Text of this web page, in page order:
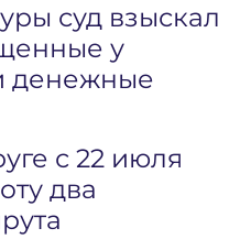
суд взыскал
у
денежные
с 22 июля
два